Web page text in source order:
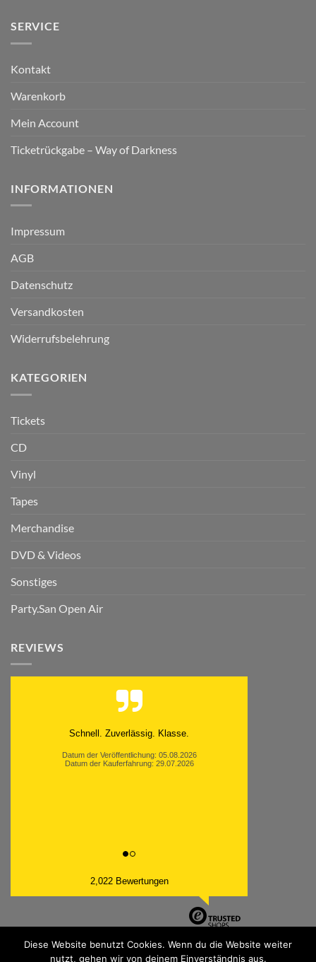
SERVICE
Kontakt
Warenkorb
Mein Account
Ticketrückgabe – Way of Darkness
INFORMATIONEN
Impressum
AGB
Datenschutz
Versandkosten
Widerrufsbelehrung
KATEGORIEN
Tickets
CD
Vinyl
Tapes
Merchandise
DVD & Videos
Sonstiges
Party.San Open Air
REVIEWS
Moinsen, hat alles super geklappt. Danke ans
Datum der Veröffentlichung: 05.08.2026
2,022 Bewertungen
Diese Website benutzt Cookies. Wenn du die Website weiter
nutzt, gehen wir von deinem Einverständnis aus.